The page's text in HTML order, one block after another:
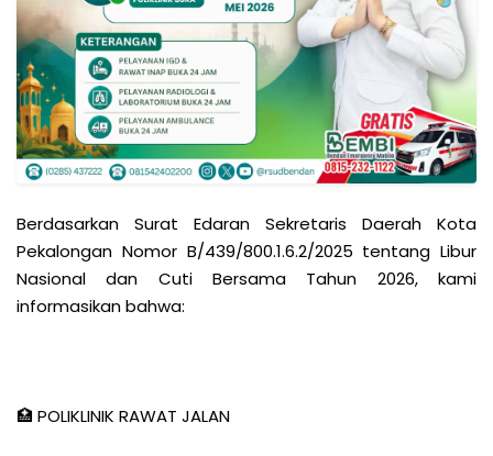
Berdasarkan Surat Edaran Sekretaris Daerah Kota
Pekalongan Nomor B/439/800.1.6.2/2025 tentang Libur
Nasional dan Cuti Bersama Tahun 2026, kami
informasikan bahwa:
🏥 POLIKLINIK RAWAT JALAN